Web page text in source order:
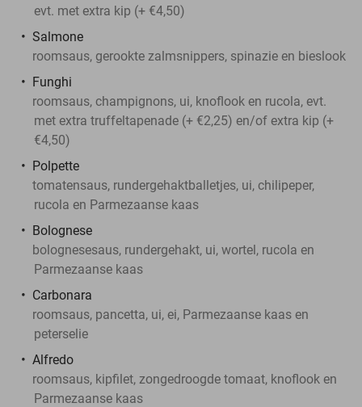
evt. met extra kip (+ €4,50)
Salmone
roomsaus, gerookte zalmsnippers, spinazie en bieslook
Funghi
roomsaus, champignons, ui, knoflook en rucola, evt.
met extra truffeltapenade (+ €2,25) en/of extra kip (+
€4,50)
Polpette
tomatensaus, rundergehaktballetjes, ui, chilipeper,
rucola en Parmezaanse kaas
Bolognese
bolognesesaus, rundergehakt, ui, wortel, rucola en
Parmezaanse kaas
Carbonara
roomsaus, pancetta, ui, ei, Parmezaanse kaas en
peterselie
Alfredo
roomsaus, kipfilet, zongedroogde tomaat, knoflook en
Parmezaanse kaas